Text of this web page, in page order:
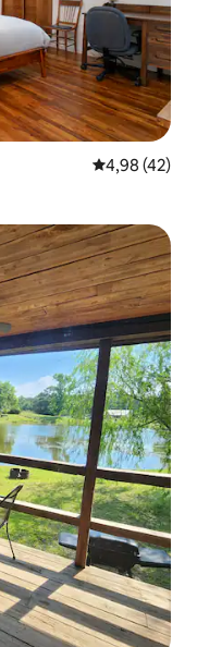
Gemiddelde
4,98 (42)